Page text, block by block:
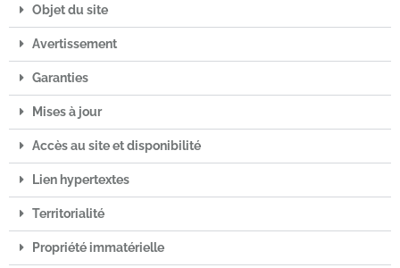
Objet du site
Avertissement
Garanties
Mises à jour
Accès au site et disponibilité
Lien hypertextes
Territorialité
Propriété immatérielle